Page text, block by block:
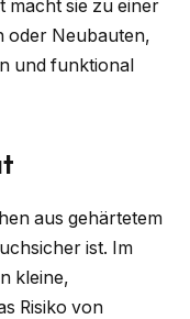
macht sie zu einer
oder Neubauten,
und funktional
aus gehärtetem
ist. Im
kleine,
Risiko von